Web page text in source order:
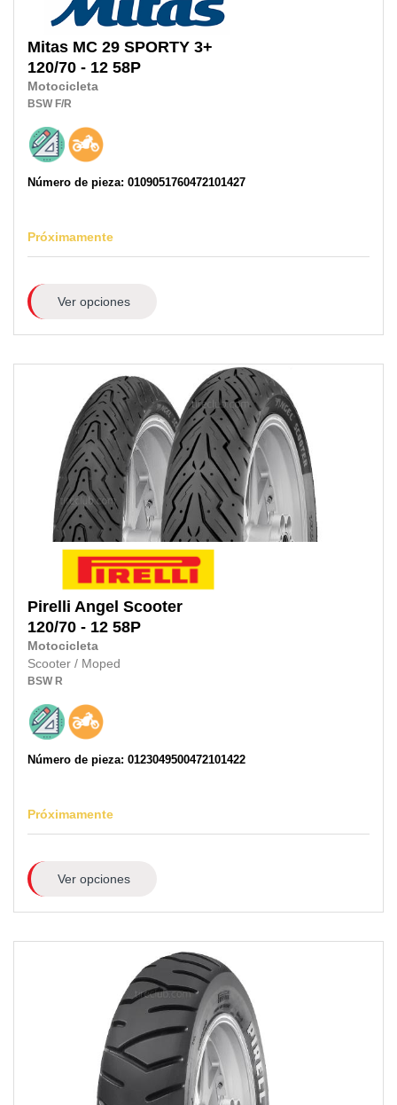
Mitas MC 29 SPORTY 3+
120/70 - 12 58P
Motocicleta
BSW F/R
Número de pieza: 0109051760472101427
Próximamente
Ver opciones
Pirelli Angel Scooter
120/70 - 12 58P
Motocicleta
Scooter / Moped
BSW R
Número de pieza: 0123049500472101422
Próximamente
Ver opciones